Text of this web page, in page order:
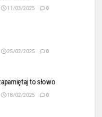
11/03/2025 0
25/02/2025 0
to słowo
18/02/2025 0